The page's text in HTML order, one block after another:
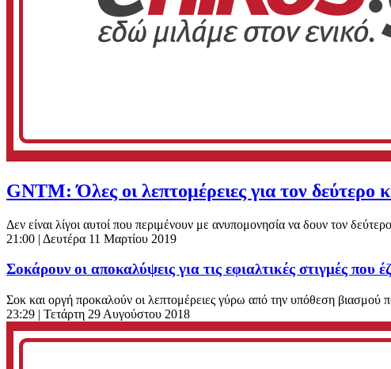
GNTM: Όλες οι λεπτομέρειες για τον
Δεν είναι λίγοι αυτοί που περιμένουν με ανυπομονησία να δουν τον
21:00 | Δευτέρα 11 Μαρτίου 2019
Σοκάρουν οι αποκαλύψεις για τις εφιαλτικές στιγμές που
Σοκ και οργή προκαλούν οι λεπτομέρειες γύρω από την υπόθεση βιασμού
23:29 | Τετάρτη 29 Αυγούστου 2018